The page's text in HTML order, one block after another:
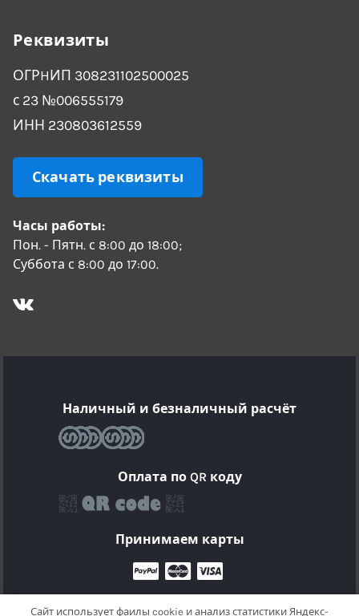
Реквизиты
ОГРHИП 308231102500025
с 23 №006555179
ИНН 230803612559
Скачать реквизиты
Часы работы:
Пон. - Пятн. с 8:00 до 18:00;
Суббота с 8:00 до 17:00.
Наличный и безналичный расчёт
Оплата по QR коду
Принимаем карты
Сайт использует фаилы cookie и анализ статистики Яндекс-